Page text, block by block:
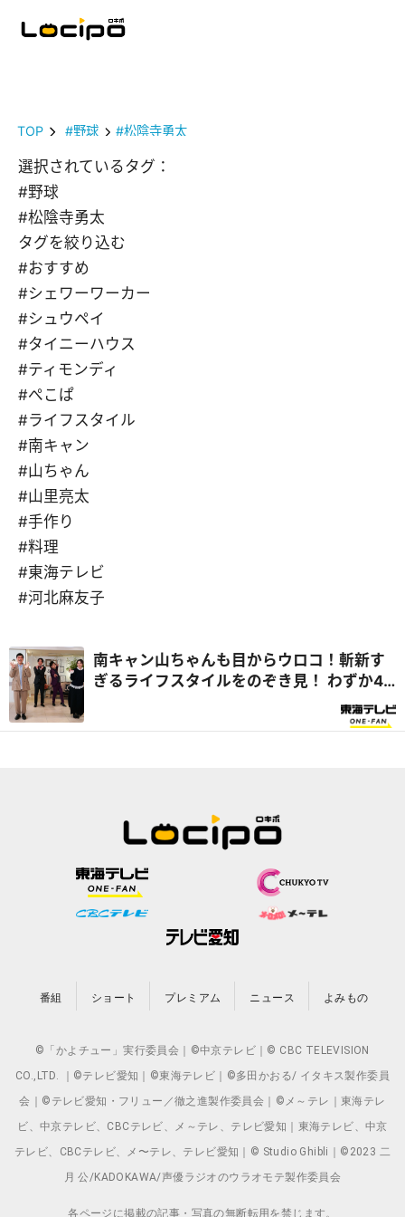
TOP #野球 #松陰寺勇太
選択されているタグ：
#野球
#松陰寺勇太
タグを絞り込む
#おすすめ
#シェワーワーカー
#シュウペイ
#タイニーハウス
#ティモンディ
#ぺこぱ
#ライフスタイル
#南キャン
#山ちゃん
#山里亮太
#手作り
#料理
#東海テレビ
#河北麻友子
南キャン山ちゃんも目からウロコ！斬新す
ぎるライフスタイルをのぞき見！ わずか4
坪の超狭小住宅で楽しく暮らすアイデアと
番組 ショート プレミアム ニュース よみもの
©「かよチュー」実行委員会｜©中京テレビ｜© CBC TELEVISION
CO.,LTD. ｜©テレビ愛知｜©東海テレビ｜©多田かおる/ イタキス製作委員
会｜©テレビ愛知・フリュー／徹之進製作委員会｜©メ～テレ｜東海テレ
ビ、中京テレビ、CBCテレビ、メ～テレ、テレビ愛知｜東海テレビ、中京
テレビ、CBCテレビ、メ〜テレ、テレビ愛知｜© Studio Ghibli｜©2023 二
月 公/KADOKAWA/声優ラジオのウラオモテ製作委員会
各ページに掲載の記事・写真の無断転用を禁じます。